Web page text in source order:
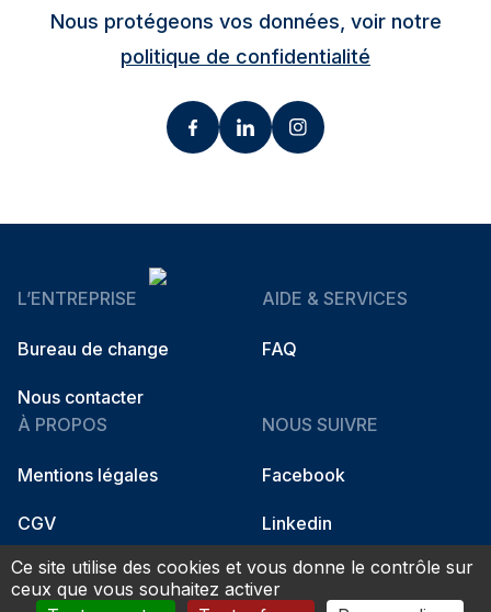
Nous protégeons vos données, voir notre
politique de confidentialité
L’ENTREPRISE
Bureau de change
Nous contacter
AIDE & SERVICES
FAQ
À PROPOS
Mentions légales
CGV
NOUS SUIVRE
Facebook
Linkedin
Instagram
Ce site utilise des cookies et vous donne le contrôle sur
ceux que vous souhaitez activer